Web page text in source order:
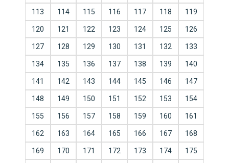
113 114 115 116 117 118 119
120 121 122 123 124 125 126
127 128 129 130 131 132 133
134 135 136 137 138 139 140
141 142 143 144 145 146 147
148 149 150 151 152 153 154
155 156 157 158 159 160 161
162 163 164 165 166 167 168
169 170 171 172 173 174 175